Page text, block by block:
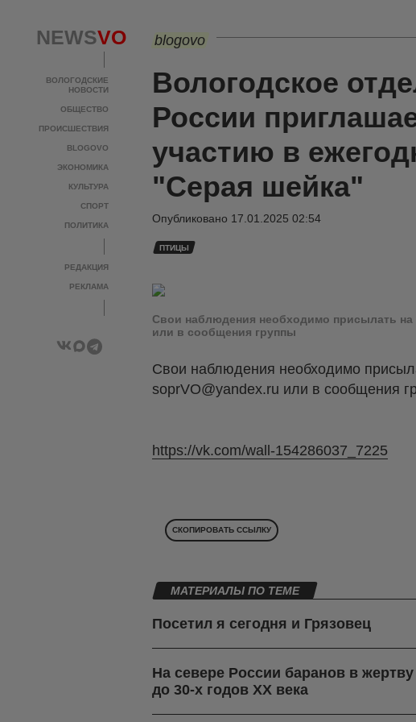
NEWSVO
ВОЛОГОДСКИЕ
НОВОСТИ
ОБЩЕСТВО
ПРОИСШЕСТВИЯ
BLOGOVO
ЭКОНОМИКА
КУЛЬТУРА
СПОРТ
ПОЛИТИКА
РЕДАКЦИЯ
РЕКЛАМА
blogovo
Вологодское
России
участию в
"Серая шейка"
Опубликовано 17.01.2025 02:54
ПТИЦЫ
Свои наблюдения необходимо присылать на
или в сообщения группы
Свои наблюдения необходимо
soprVO@yandex.ru или в сообщения
https://vk.com/wall-154286037_7225
СКОПИРОВАТЬ ССЫЛКУ
МАТЕРИАЛЫ ПО ТЕМЕ
Посетил я сегодня и Грязовец
На севере России баранов в
до 30-х годов ХХ века